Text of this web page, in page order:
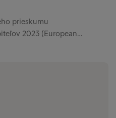
prieskumu
2023 (European…